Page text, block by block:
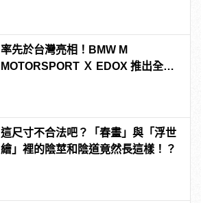
率先於台灣亮相！BMW M
MOTORSPORT Ｘ EDOX 推出全新
這尺寸不合法吧？「春畫」與「浮世
繪」裡的陰莖和陰道竟然長這樣！？